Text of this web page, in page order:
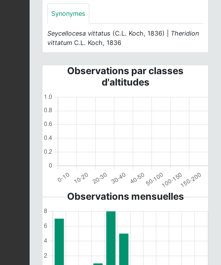
Synonymes
Seycellocesa vittatus (C.L. Koch, 1836) | Theridion
vittatum C.L. Koch, 1836
Observations par classes
d'altitudes
Observations mensuelles